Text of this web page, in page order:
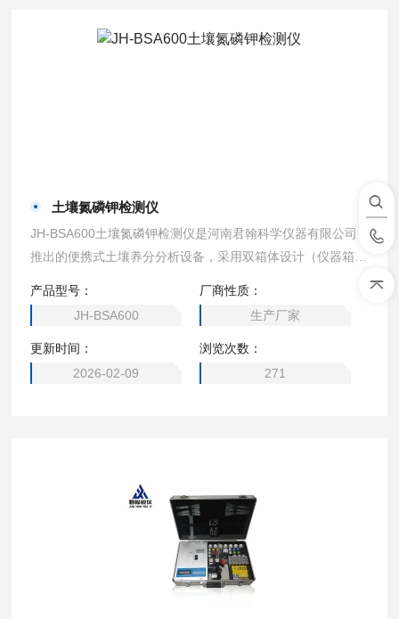
土壤氮磷钾检测仪
JH-BSA600土壤氮磷钾检测仪是河南君翰科学仪器有限公司
推出的便携式土壤养分分析设备，采用双箱体设计（仪器箱
产品型号：
JH-BSA600
厂商性质：
生产厂家
更新时间：
2026-02-09
浏览次数：
271